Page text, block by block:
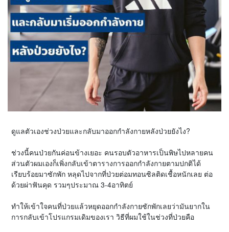
ดูแลตัวเองช่วงป่วยและกลับมาออกกำลังกายหลังป่วยยังไง?
ช่วงนี้คนป่วยกันค่อนข้างเยอะ คนรอบตัวอาหารเป็นพิษไปหลายคน
ส่วนตัวผมเองก็เพิ่งกลับเข้าตารางการออกกำลังกายตามปกติได้
เรียบร้อยมาซักพัก หลุดไปจากที่ป่วยต่อมทอนซิลติดเชื้อหนักเลย ต่อ
ด้วยผ่าฟันคุด รวมๆประมาณ 3-4อาทิตย์
ทำให้เข้าใจคนที่ป่วยแล้วหยุดออกกำลังกายซักพักเลยว่ามันยากใน
การกลับเข้าโปรแกรมเดิมของเรา วิธีที่ผมใช้ในช่วงที่ป่วยคือ